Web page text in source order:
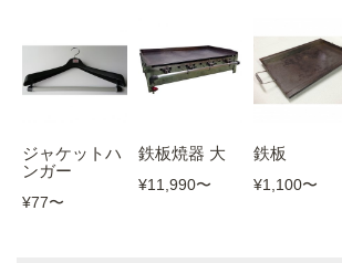
ジャケットハ
ンガー
¥77〜
鉄板焼器 大
¥11,990〜
鉄板
¥1,100〜